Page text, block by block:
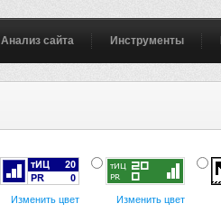
Анализ сайта Инструменты
Изменить цвет Изменить цвет